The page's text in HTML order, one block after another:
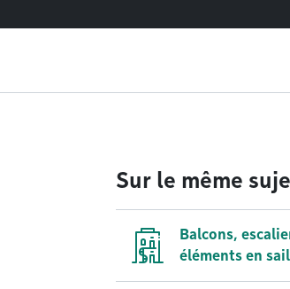
Sur le même
Balcons,
éléments en